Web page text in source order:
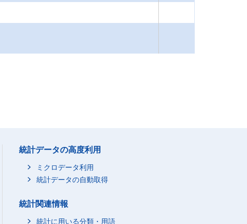
統計データの高度利用
ミクロデータ利用
統計データの自動取得
統計関連情報
統計に用いる分類・用語